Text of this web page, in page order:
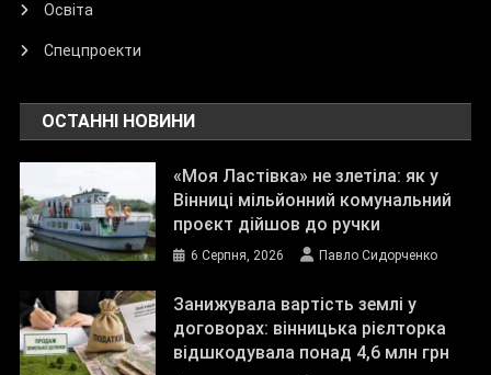
Освіта
Спецпроекти
ОСТАННІ НОВИНИ
«Моя Ластівка» не злетіла: як у
Вінниці мільйонний комунальний
проєкт дійшов до ручки
6 Серпня, 2026 Павло Сидорченко
Занижувала вартість землі у
договорах: вінницька рієлторка
відшкодувала понад 4,6 млн грн